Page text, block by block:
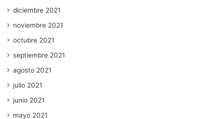
diciembre 2021
noviembre 2021
octubre 2021
septiembre 2021
agosto 2021
julio 2021
junio 2021
mayo 2021